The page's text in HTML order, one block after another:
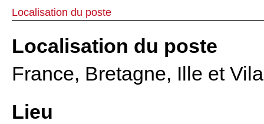
Localisation du poste
Localisation du poste
France, Bretagne, Ille et
Lieu